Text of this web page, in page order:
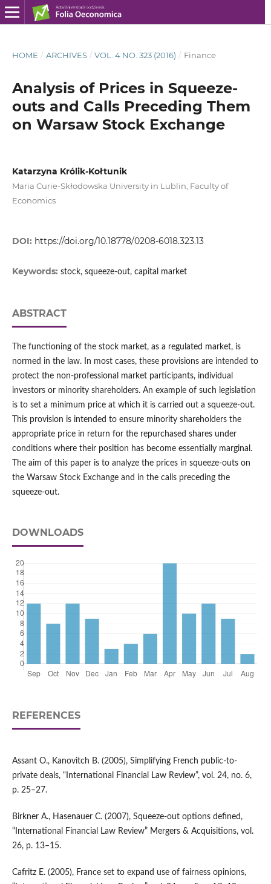
HOME / ARCHIVES / VOL. 4 NO. 323 (2016) / Finance
Analysis of Prices in Squeeze-
outs and Calls Preceding Them
on Warsaw Stock Exchange
Katarzyna Królik-Kołtunik
Maria Curie-Skłodowska University in Lublin, Faculty of
Economics
DOI: https://doi.org/10.18778/0208-6018.323.13
Keywords: stock, squeeze-out, capital market
ABSTRACT
The functioning of the stock market, as a regulated market, is
normed in the law. In most cases, these provisions are intended to
protect the non-professional market participants, individual
investors or minority shareholders. An example of such legislation
is to set a minimum price at which it is carried out a squeeze-out.
This provision is intended to ensure minority shareholders the
appropriate price in return for the repurchased shares under
conditions where their position has become essentially marginal.
The aim of this paper is to analyze the prices in squeeze-outs on
the Warsaw Stock Exchange and in the calls preceding the
squeeze-out.
DOWNLOADS
REFERENCES
Assant O., Kanovitch B. (2005), Simplifying French public-to-
private deals, “International Finan­cial Law Review”, vol. 24, no. 6,
p. 25–27.
Birkner A., Hasenauer C. (2007), Squeeze-out options defined,
“International Financial Law Re­view” Mergers & Acquisitions, vol.
26, p. 13–15.
Cafritz E. (2005), France set to expand use of fairness opinions,